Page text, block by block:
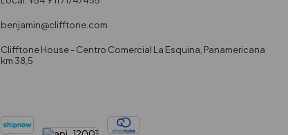
benjamin@clifftone.com
Clifftone House - Centro Comercial La Esquina, Panamericana
km 38,5